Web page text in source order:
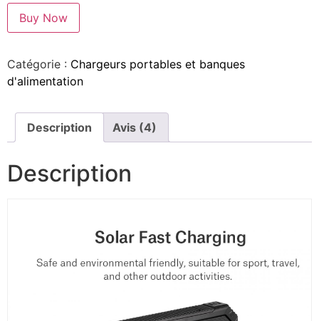
Buy Now
Catégorie : Chargeurs portables et banques
d'alimentation
Description Avis (4)
Description